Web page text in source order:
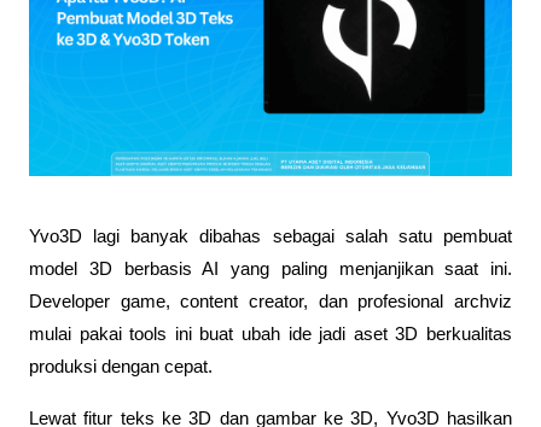
Yvo3D lagi banyak dibahas sebagai salah satu pembuat
model 3D berbasis AI yang paling menjanjikan saat ini.
Developer game, content creator, dan profesional archviz
mulai pakai tools ini buat ubah ide jadi aset 3D berkualitas
produksi dengan cepat.
Lewat fitur teks ke 3D dan gambar ke 3D, Yvo3D hasilkan